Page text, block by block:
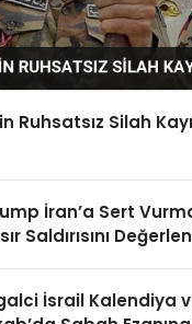
Ruhsatsız Silah
İran’a Sert
Saldırısını
İsrail Kalendiya